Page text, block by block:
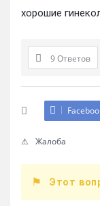
хорошие
9 Ответов
Жалоба
Этот